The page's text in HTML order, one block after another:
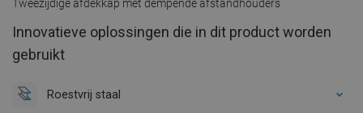
Tweezijdige afdekkap met dempende afstandhouders
Innovatieve oplossingen die in dit product worden
gebruikt
Roestvrij staal